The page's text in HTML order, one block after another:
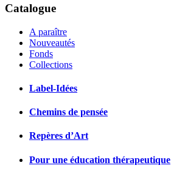
Catalogue
A paraître
Nouveautés
Fonds
Collections
Label-Idées
Chemins de pensée
Repères d’Art
Pour une éducation thérapeutique